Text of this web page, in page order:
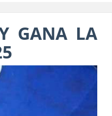
GANA LA